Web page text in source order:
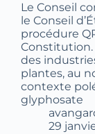
Le Conseil
le Conseil
procédure
Constitution.
des
plantes, au
contexte
glyphosate
29